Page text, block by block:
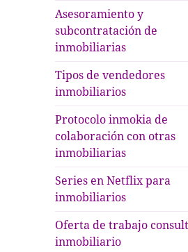
Asesoramiento y
subcontratación de
inmobiliarias
Tipos de vendedores
inmobiliarios
Protocolo inmokia de
colaboración con otras
inmobiliarias
Series en Netflix para
inmobiliarios
Oferta de trabajo
inmobiliario